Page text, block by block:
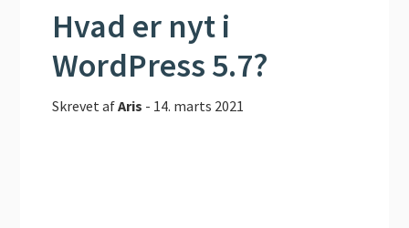
Hvad er nyt i
WordPress 5.7?
Skrevet afAris - 14. marts 2021